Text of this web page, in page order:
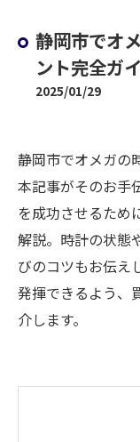
静岡市でオ
ント完全ガ
2025/01/29
静岡市でオメガの
本記事がそのお手
を成功させるため
解説。時計の状態
びのコツもお伝え
発揮できるよう、
介します。